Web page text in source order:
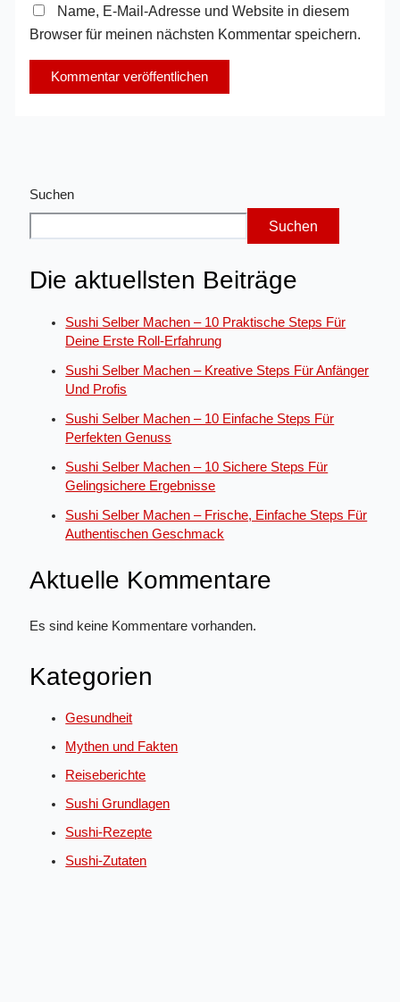
Name, E-Mail-Adresse und Website in diesem
Browser für meinen nächsten Kommentar speichern.
Suchen
Suchen
Die aktuellsten Beiträge
Sushi Selber Machen – 10 Praktische Steps Für
Deine Erste Roll-Erfahrung
Sushi Selber Machen – Kreative Steps Für Anfänger
Und Profis
Sushi Selber Machen – 10 Einfache Steps Für
Perfekten Genuss
Sushi Selber Machen – 10 Sichere Steps Für
Gelingsichere Ergebnisse
Sushi Selber Machen – Frische, Einfache Steps Für
Authentischen Geschmack
Aktuelle Kommentare
Es sind keine Kommentare vorhanden.
Kategorien
Gesundheit
Mythen und Fakten
Reiseberichte
Sushi Grundlagen
Sushi-Rezepte
Sushi-Zutaten